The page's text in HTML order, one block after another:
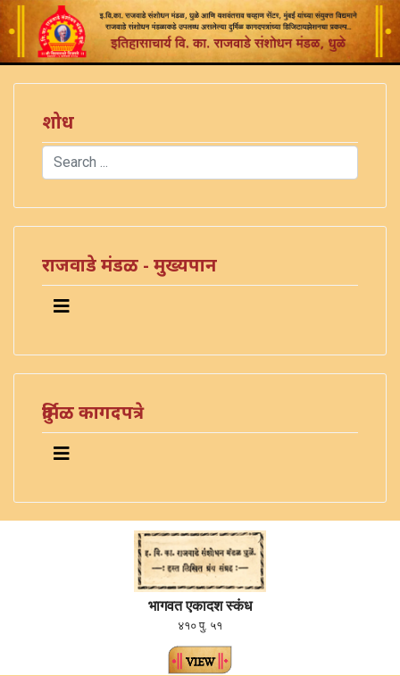
शोध
Search
राजवाडे मंडळ - मुख्यपान
दुर्मिळ कागदपत्रे
भागवत एकादश स्कंध
४१० पु. ५१